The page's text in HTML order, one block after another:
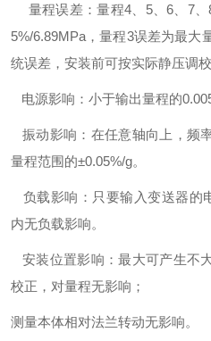
量程误差：量程4、5、6、7、
5%/6.89MPa，量程3误差为最大
统误差，安装前可按实际静压调
电源影响：小于输出量程的
振动影响：在任意轴向上，频
量程范围的±0.05%/g。
负载影响：只要输入变送器的
内无负载影响。
安装位置影响：最大可产生不
校正，对量程无影响；
测量本体相对法兰转动无影响。